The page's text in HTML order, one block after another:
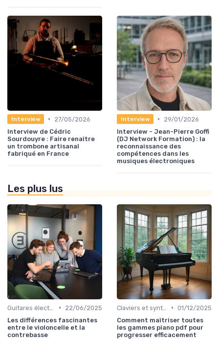
Interview •
27/05/2026
Interview de Cédric
Sourdouyre : Faire renaître
un trombone artisanal
fabriqué en France
Interview •
29/01/2026
Interview - Jean-Pierre Goffi
(DJ Network Formation) : la
reconnaissance des
compétences dans les
musiques électroniques
Les plus lus
•
22/06/2025
Les différences fascinantes
entre le violoncelle et la
contrebasse
• 01/12/2025
Comment maîtriser toutes
les gammes piano pdf pour
progresser efficacement